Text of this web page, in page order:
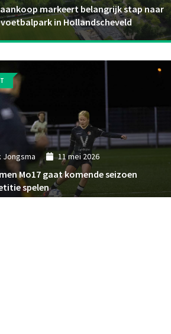
markeert belangrijk stap naar
in Hollandscheveld
Jongsma 11 mei 2026
Mo17 gaat komende seizoen
spelen